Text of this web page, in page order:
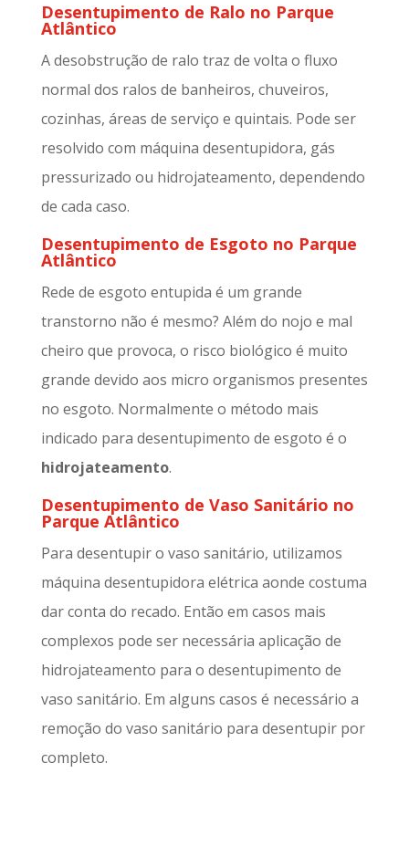
Desentupimento de Ralo no Parque
Atlântico
A desobstrução de ralo traz de volta o fluxo
normal dos ralos de banheiros, chuveiros,
cozinhas, áreas de serviço e quintais. Pode ser
resolvido com máquina desentupidora, gás
pressurizado ou hidrojateamento, dependendo
de cada caso.
Desentupimento de Esgoto no Parque
Atlântico
Rede de esgoto entupida é um grande
transtorno não é mesmo? Além do nojo e mal
cheiro que provoca, o risco biológico é muito
grande devido aos micro organismos presentes
no esgoto. Normalmente o método mais
indicado para desentupimento de esgoto é o
hidrojateamento.
Desentupimento de Vaso Sanitário no
Parque Atlântico
Para desentupir o vaso sanitário, utilizamos
máquina desentupidora elétrica aonde costuma
dar conta do recado. Então em casos mais
complexos pode ser necessária aplicação de
hidrojateamento para o desentupimento de
vaso sanitário. Em alguns casos é necessário a
remoção do vaso sanitário para desentupir por
completo.